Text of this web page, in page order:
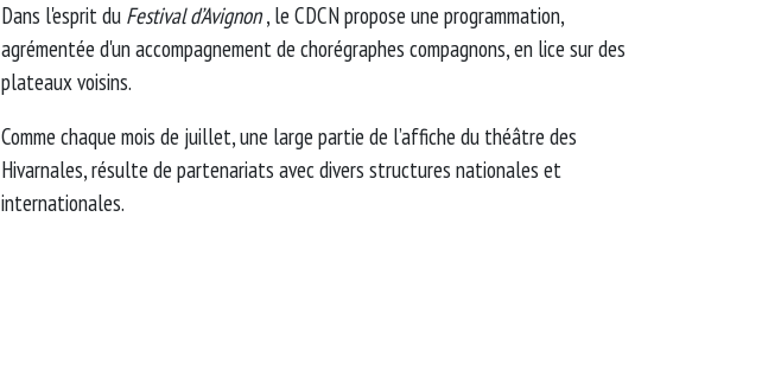
Dans l'esprit du Festival d’Avignon, le CDCN propose une programmation,
agrémentée d'un accompagnement de chorégraphes compagnons, en lice sur des
plateaux voisins.
Comme chaque mois de juillet, une large partie de l’affiche du théâtre des
Hivarnales, résulte de partenariats avec divers structures nationales et
internationales.